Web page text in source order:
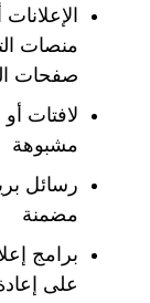
منصات
صفحات
لافتات
مشبوهة
رسائل
مضمنة
برامج
على